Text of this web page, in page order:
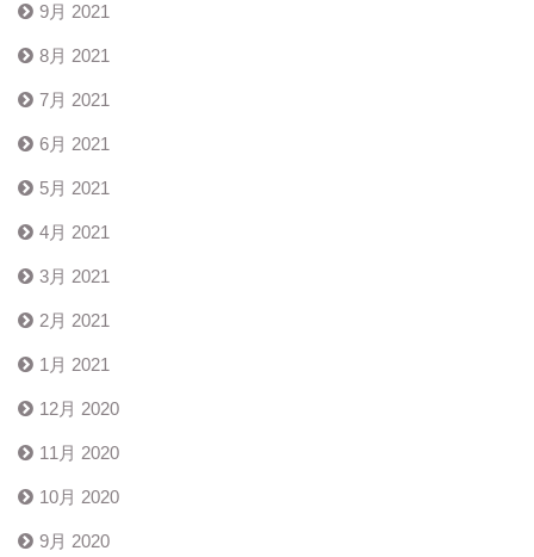
9月 2021
8月 2021
7月 2021
6月 2021
5月 2021
4月 2021
3月 2021
2月 2021
1月 2021
12月 2020
11月 2020
10月 2020
9月 2020